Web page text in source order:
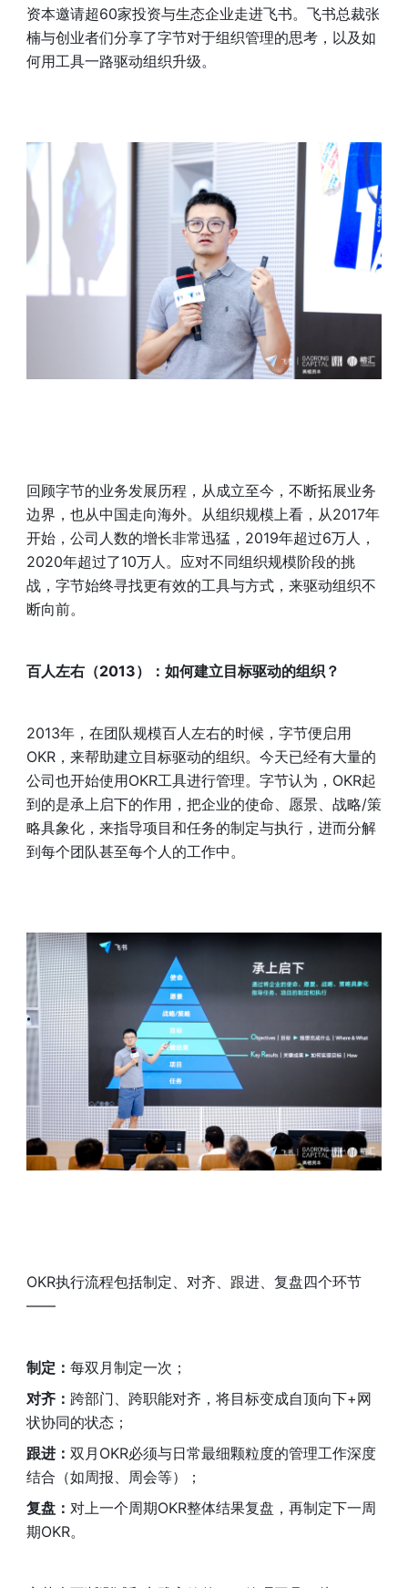
资本邀请超60家投资与生态企业走进飞书。飞书总裁张
楠与创业者们分享了字节对于组织管理的思考，以及如
何用工具一路驱动组织升级。
回顾字节的业务发展历程，从成立至今，不断拓展业务
边界，也从中国走向海外。从组织规模上看，从2017年
开始，公司人数的增长非常迅猛，2019年超过6万人，
2020年超过了10万人。应对不同组织规模阶段的挑
战，字节始终寻找更有效的工具与方式，来驱动组织不
断向前。
百人左右（2013）：如何建立目标驱动的组织？
2013年，在团队规模百人左右的时候，字节便启用
OKR，来帮助建立目标驱动的组织。今天已经有大量的
公司也开始使用OKR工具进行管理。字节认为，OKR起
到的是承上启下的作用，把企业的使命、愿景、战略/策
略具象化，来指导项目和任务的制定与执行，进而分解
到每个团队甚至每个人的工作中。
OKR执行流程包括制定、对齐、跟进、复盘四个环节
——
制定： 每双月制定一次；
对齐： 跨部门、跨职能对齐，将目标变成自顶向下+网
状协同的状态；
跟进： 双月OKR必须与日常最细颗粒度的管理工作深度
结合（如周报、周会等）；
复盘： 对上一个周期OKR整体结果复盘，再制定下一周
期OKR。